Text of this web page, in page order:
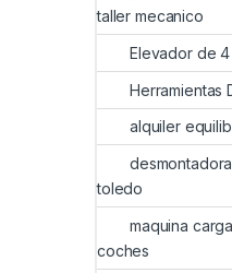
taller mecanico
Elevador de 4
Herramientas
alquiler
toledo
maquina
coches